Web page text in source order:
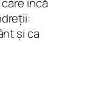
încă
și ca